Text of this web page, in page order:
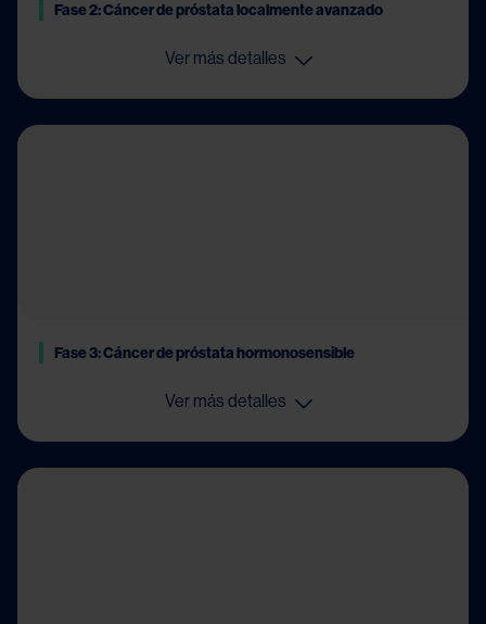
Fase 2: Cáncer de próstata localmente avanzado
Ver más detalles
Fase 3: Cáncer de próstata hormonosensible
Ver más detalles